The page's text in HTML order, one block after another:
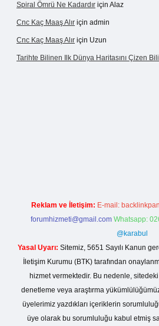
Spiral Ömrü Ne Kadardır için Alaz
Cnc Kaç Maaş Alır için admin
Cnc Kaç Maaş Alır için Uzun
Tarihte Bilinen Ilk Dünya Haritasını Çizen
Reklam ve İletişim: E-mail:
forumhizmeti@gmail.com Whatsapp:
@karabul
Yasal Uyarı: Sitemiz, 5651 Sayılı Kanun
İletişim Kurumu (BTK) tarafından
hizmet vermektedir. Bu nedenle,
denetleme veya araştırma
üyelerimiz yazdıkları içeriklerin
üye olarak bu sorumluluğu kabul etmiş